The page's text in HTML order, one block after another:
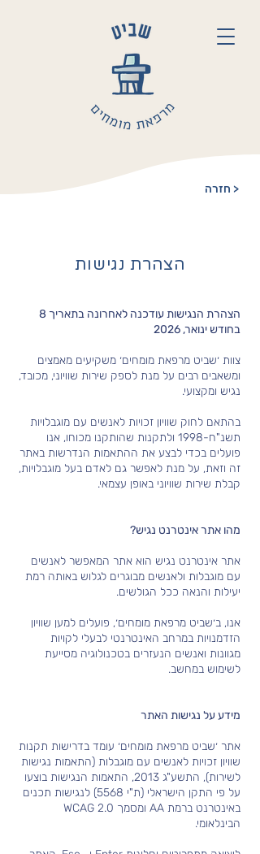
חזרה >
הצהרת נגישות
הצהרת הנגישות עודכנה לאחרונה בתאריך 8
בחודש ינואר, 2026
צוות ׳שביט מרפאת מומחים׳ משקיעים מאמצים
ומשאבים רבים על מנת לספק שירות שוויוני, מכובד,
נגיש ומקצועי.
בהתאם לחוק שוויון זכויות לאנשים עם מוגבלויות
תשנ"ח-1998 ולתקנות שהותקנו מכוחו, אנו
פועלים בכדי לבצע את ההתאמות הנדרשות באתר
זה וזאת, על מנת לאפשר גם לאדם בעל מוגבלויות,
קבלת שירות שוויוני באופן עצמאי.
מהו אתר אינטרנט נגיש?
אתר אינטרנט נגיש הוא אתר המאפשר לאנשים
עם מוגבלות ולאנשים מבוגרים לגלוש באותה רמת
יעילות והנאה ככל הגולשים.
אנו, ב׳שביט מרפאת מומחים׳, פועלים למען שוויון
הזדמנויות במרחב האינטרנטי לבעלי לקויות
מגוונות ואנשים הנעזרים בטכנולוגיה מסייעת
לשימוש במחשב.
מידע על נגישות האתר
אתר ׳שביט מרפאת מומחים׳ עומד בדרישות תקנות
שוויון זכויות לאנשים עם מוגבלות (התאמות נגישות
לשירות), התשע"ג 2013, התאמות הנגישות בוצעו
על פי התקן הישראלי (ת"י 5568) לנגישות תכנים
באינטרנט ברמת AA ומסמך WCAG 2.0
הבינלאומי.